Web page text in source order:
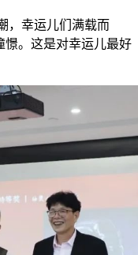
，幸运儿们满载而
憬。这是对幸运儿最好